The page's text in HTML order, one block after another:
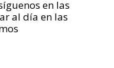
en las
al día en las